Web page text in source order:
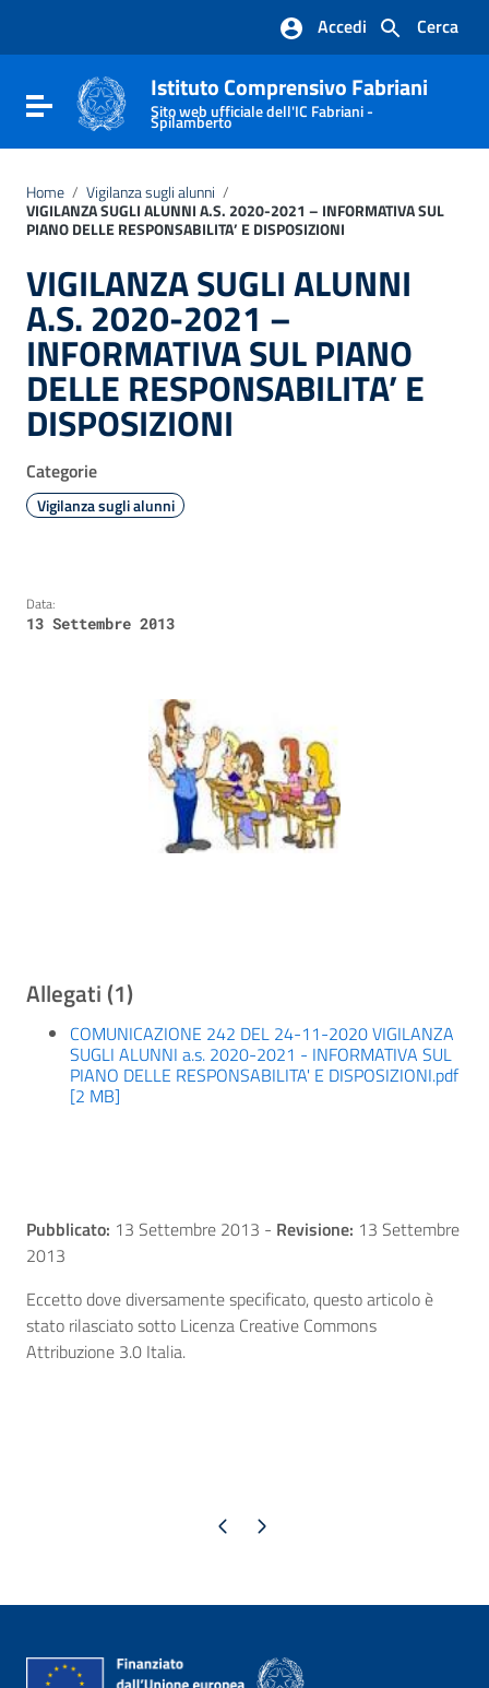
Vai al footer
Cerca
Accedi
Attiva / disattiva la navigazione
Istituto Comprensivo Fabriani
Sito web ufficiale dell'IC Fabriani -
Spilamberto
Home / Vigilanza sugli alunni /
VIGILANZA SUGLI ALUNNI A.S. 2020-2021 – INFORMATIVA SUL
PIANO DELLE RESPONSABILITA’ E DISPOSIZIONI
VIGILANZA SUGLI ALUNNI
A.S. 2020-2021 –
INFORMATIVA SUL PIANO
DELLE RESPONSABILITA’ E
DISPOSIZIONI
Categorie
Vigilanza sugli alunni
Data:
13 Settembre 2013
Allegati (1)
COMUNICAZIONE 242 DEL 24-11-2020 VIGILANZA
SUGLI ALUNNI a.s. 2020-2021 - INFORMATIVA SUL
PIANO DELLE RESPONSABILITA' E DISPOSIZIONI.pdf
[2 MB]
Pubblicato: 13 Settembre 2013 - Revisione: 13 Settembre
2013
Eccetto dove diversamente specificato, questo articolo è
stato rilasciato sotto Licenza Creative Commons
Attribuzione 3.0 Italia.
Pagina precedente
Pagina successiva